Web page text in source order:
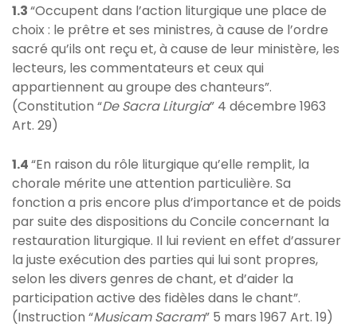
1.3“Occupent dans l’action liturgique une place de
choix : le prêtre et ses ministres, à cause de l’ordre
sacré qu’ils ont reçu et, à cause de leur ministère, les
lecteurs, les commentateurs et ceux qui
appartiennent au groupe des chanteurs”.
(Constitution “De Sacra Liturgia” 4 décembre 1963
Art. 29)
1.4“En raison du rôle liturgique qu’elle remplit, la
chorale mérite une attention particulière. Sa
fonction a pris encore plus d’importance et de poids
par suite des dispositions du Concile concernant la
restauration liturgique. Il lui revient en effet d’assurer
la juste exécution des parties qui lui sont propres,
selon les divers genres de chant, et d’aider la
participation active des fidèles dans le chant”.
(Instruction “Musicam Sacram” 5 mars 1967 Art. 19)